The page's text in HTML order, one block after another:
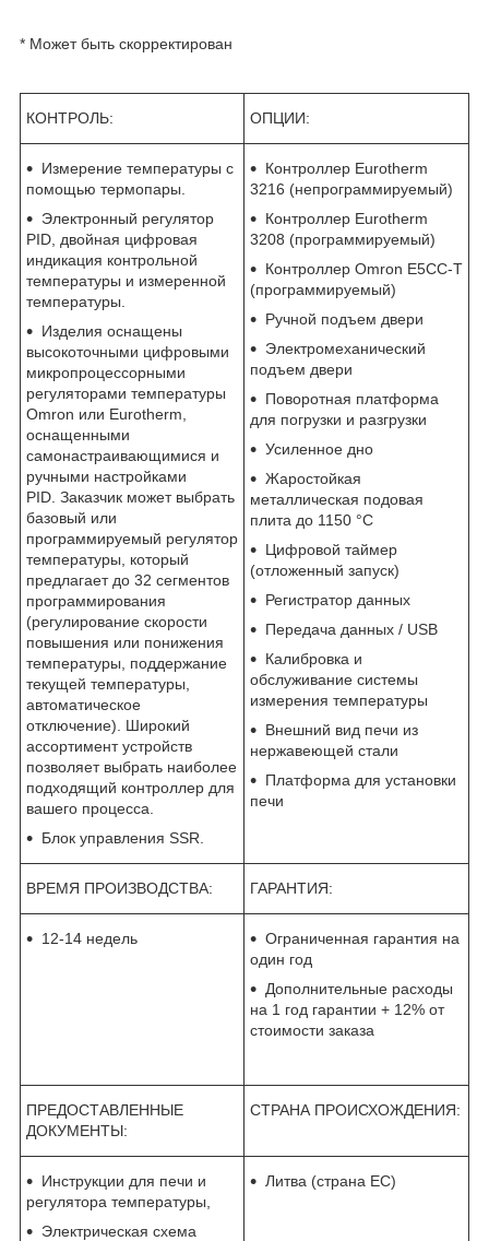
* Может быть скорректирован
КОНТРОЛЬ: ОПЦИИ:
Измерение температуры с
помощью термопары.
Электронный регулятор
PID, двойная цифровая
индикация контрольной
температуры и измеренной
температуры.
Изделия оснащены
высокоточными цифровыми
микропроцессорными
регуляторами температуры
Omron или Eurotherm,
оснащенными
самонастраивающимися и
ручными настройками
PID. Заказчик может выбрать
базовый или
программируемый регулятор
температуры, который
предлагает до 32 сегментов
программирования
(регулирование скорости
повышения или понижения
температуры, поддержание
текущей температуры,
автоматическое
отключение). Широкий
ассортимент устройств
позволяет выбрать наиболее
подходящий контроллер для
вашего процесса.
Блок управления SSR.
Контроллер Eurotherm
3216 (непрограммируемый)
Контроллер Eurotherm
3208 (программируемый)
Контроллер Omron E5CC-T
(программируемый)
Ручной подъем двери
Электромеханический
подъем двери
Поворотная платформа
для погрузки и разгрузки
Усиленное дно
Жаростойкая
металлическая подовая
плита до 1150 °C
Цифровой таймер
(отложенный запуск)
Регистратор данных
Передача данных / USB
Калибровка и
обслуживание системы
измерения температуры
Внешний вид печи из
нержавеющей стали
Платформа для установки
печи
ВРЕМЯ ПРОИЗВОДСТВА: ГАРАНТИЯ:
12-14 недель
Ограниченная гарантия на
один год
Дополнительные расходы
на 1 год гарантии + 12% от
стоимости заказа
ПРЕДОСТАВЛЕННЫЕ
ДОКУМЕНТЫ:
СТРАНА ПРОИСХОЖДЕНИЯ:
Инструкции для печи и
регулятора температуры,
Электрическая схема
Литва (страна ЕС)